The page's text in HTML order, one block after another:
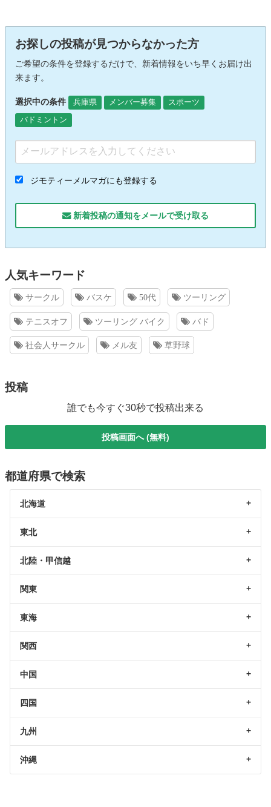
お探しの投稿が見つからなかった方
ご希望の条件を登録するだけで、新着情報をいち早くお届け出
来ます。
選択中の条件 兵庫県 メンバー募集
スポーツ
バドミントン
ジモティーメルマガにも登録する
新着投稿の通知をメールで受け取る
人気キーワード
サークル バスケ 50代 ツーリング
テニスオフ ツーリング バイク バド
社会人サークル メル友 草野球
投稿
誰でも今すぐ30秒で投稿出来る
投稿画面へ (無料)
都道府県で検索
北海道
東北
北陸・甲信越
関東
東海
関西
中国
四国
九州
沖縄